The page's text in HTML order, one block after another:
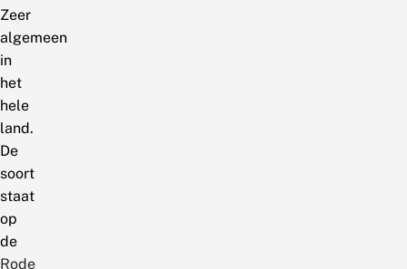
Zeer
algemeen
in
het
hele
land.
De
soort
staat
op
de
Rode